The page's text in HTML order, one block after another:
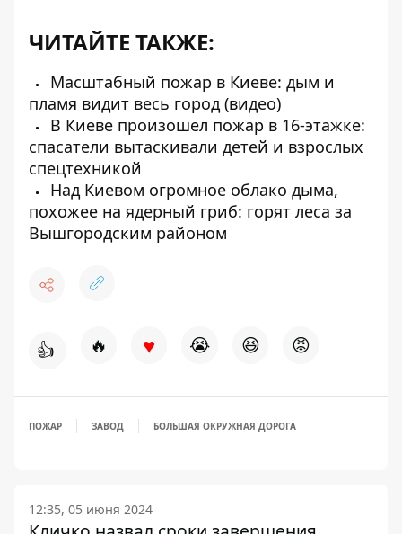
ЧИТАЙТЕ ТАКЖЕ:
Масштабный пожар в Киеве: дым и
пламя видит весь город (видео)
В Киеве произошел пожар в 16-этажке:
спасатели вытаскивали детей и взрослых
спецтехникой
Над Киевом огромное облако дыма,
похожее на ядерный гриб: горят леса за
Вышгородским районом
👍 🔥 ♥ 😭 😆 😡
ПОЖАР ЗАВОД БОЛЬШАЯ ОКРУЖНАЯ ДОРОГА
12:35, 05 июня 2024